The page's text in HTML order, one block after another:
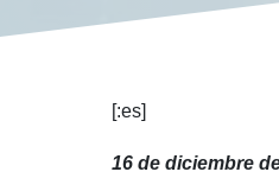
[:es]
16 de diciembre